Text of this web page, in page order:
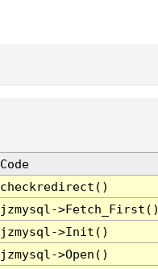
Code
checkredirect()
jzmysql-
jzmysql->Init()
jzmysql->Open()